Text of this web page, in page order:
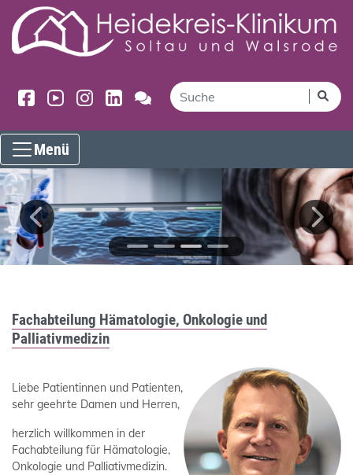
Menü
Fachabteilung Hämatologie, Onkologie und
Palliativmedizin
Liebe Patientinnen und Patienten,
sehr geehrte Damen und Herren,
herzlich willkommen in der
Fachabteilung für Hämatologie,
Onkologie und Palliativmedizin.